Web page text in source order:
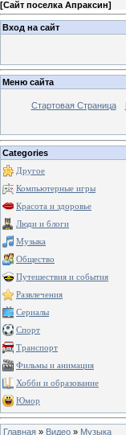
[Сайт поселка Апраксин]
Вход на сайт
Меню сайта
Стартовая Страница
Categories
Другое
Компьютерные игры
Красота и здоровье
Люди и блоги
Музыка
Общество
Путешествия и события
Развлечения
Сериалы
Спорт
Транспорт
Фильмы и анимация
Хобби и образование
Юмор
Главная » Видео » Музыка